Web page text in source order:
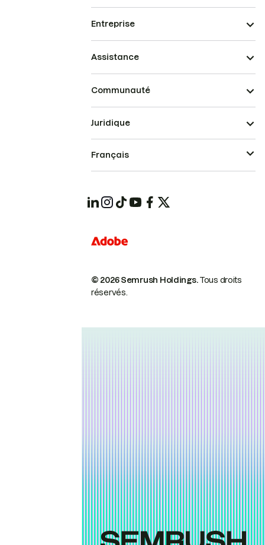
Entreprise
Assistance
Communauté
© 2026 Semrush Holdings.Tous droits
réservés.
Juridique
Français